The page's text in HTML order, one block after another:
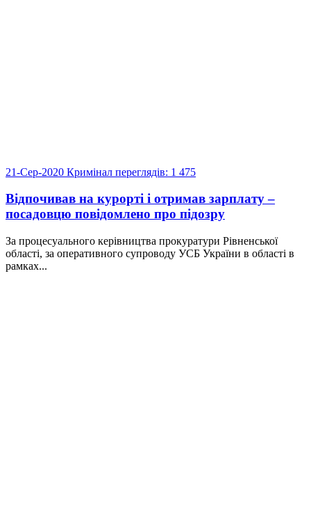
21-Сер-2020 Кримінал переглядів: 1 475
Відпочивав на курорті і отримав зарплату –
посадовцю повідомлено про підозру
За процесуального керівництва прокуратури Рівненської
області, за оперативного супроводу УСБ України в області в
рамках...